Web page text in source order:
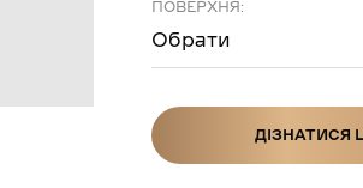
ПОВЕРХНЯ:
Обрати
ДІЗНАТИСЯ